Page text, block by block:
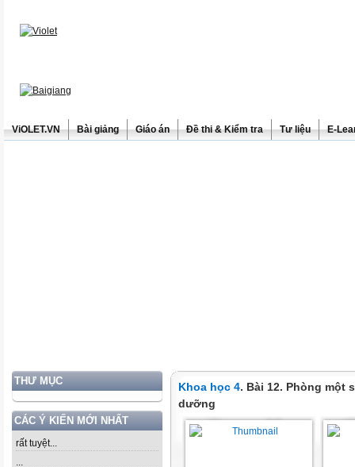
ViOLET.VN Bài giảng Giáo án Đề thi & Kiểm tra Tư liệu E-
THƯ MỤC
CÁC Ý KIẾN MỚI NHẤT
rất tuyệt...
...
Khoa học 4. Bài 12. Phòng một
dưỡng